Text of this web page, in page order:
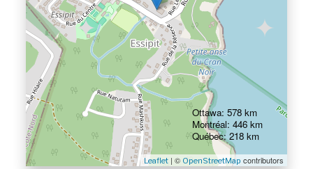
Leaflet| © OpenStreetMap contributors
Ottawa: 578 km
Montréal: 446 km
Québec: 218 km